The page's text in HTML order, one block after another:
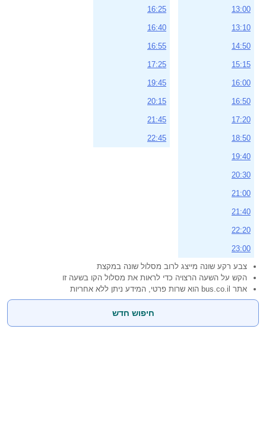
13:00
13:10
14:50
15:15
16:00
16:50
17:20
18:50
19:40
20:30
21:00
21:40
22:20
23:00
16:25
16:40
16:55
17:25
19:45
20:15
21:45
22:45
צבע רקע שונה מייצג לרוב מסלול שונה במקצת
הקש על השעה הרצויה כדי לראות את מסלול הקו בשעה זו
אתר bus.co.il הוא שרות פרטי, המידע ניתן ללא אחריות
חיפוש חדש